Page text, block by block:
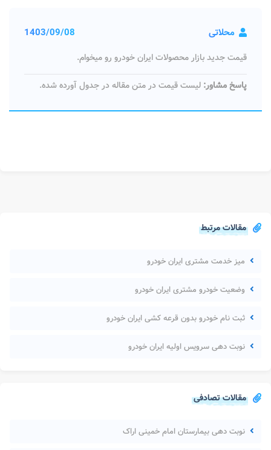
مقالات مرتبط
میز خدمت مشتری ایران خودرو
وضعیت خودرو مشتری ایران خودرو
ثبت نام خودرو بدون قرعه کشی ایران خودرو
نوبت دهی سرویس اولیه ایران خودرو
مقالات تصادفی
نوبت دهی بیمارستان امام خمینی اراک
محلاتی 1403/09/08
قیمت جدید بازار محصولات ایران خودرو رو میخوام.
پاسخ مشاور: لیست قیمت در متن مقاله در جدول آورده شده.